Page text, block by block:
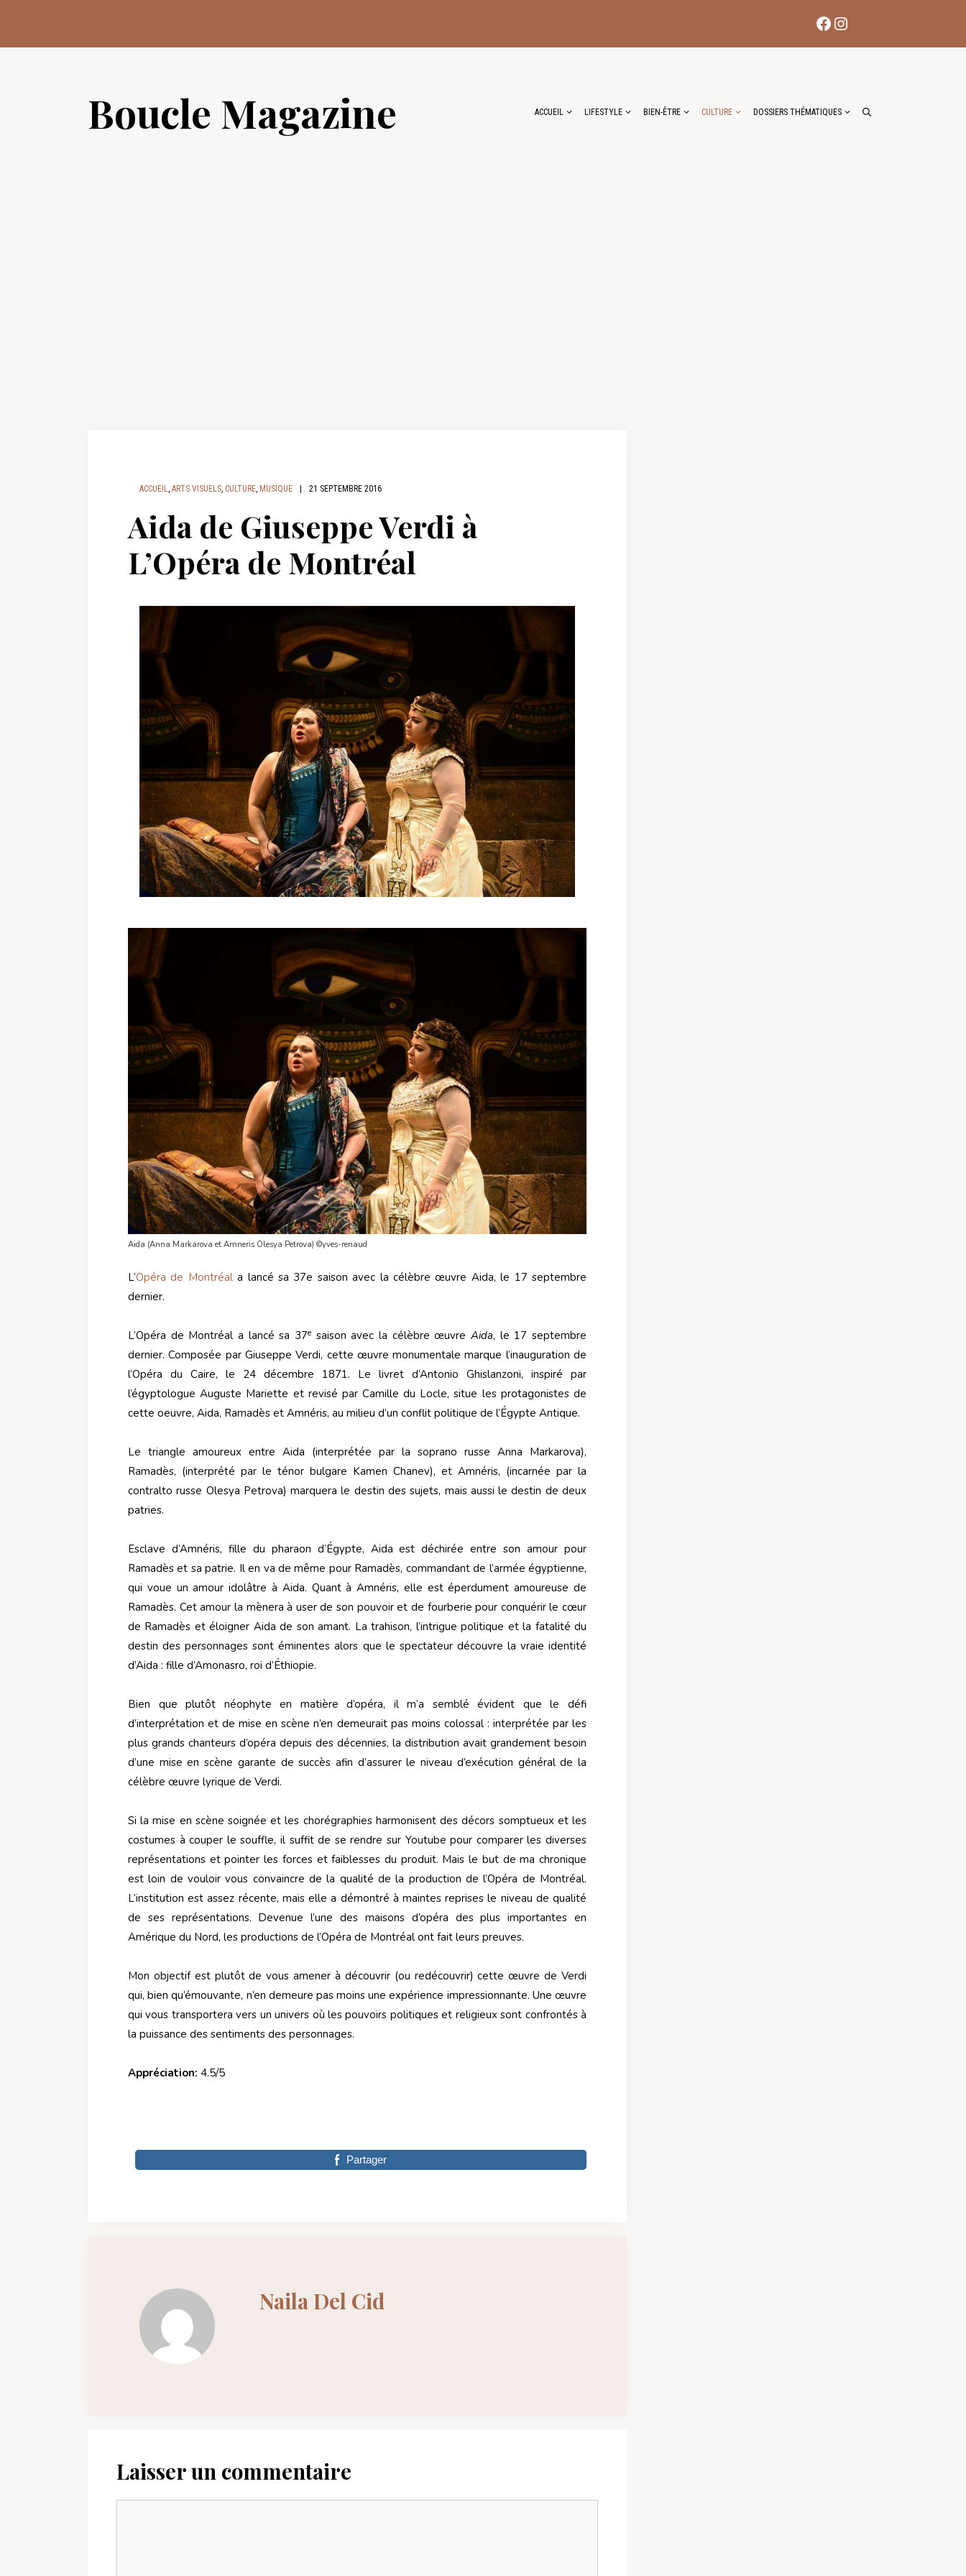
contenu
Facebook
Instagram
Boucle Magazine ACCUEIL LIFESTYLE BIEN-ÊTRE CULTURE DOSSIERS THÉMATIQUES
ACCUEIL, ARTS VISUELS, CULTURE, MUSIQUE 21 SEPTEMBRE 2016
Aida de Giuseppe Verdi à
L’Opéra de Montréal
Aida (Anna Markarova et Amneris Olesya Petrova) ©yves-renaud
L’Opéra de Montréala lancé sa 37e saison avec la célèbre œuvre Aida, le 17 septembre
dernier.
L’Opéra de Montréal a lancé sa 37e saison avec la célèbre œuvre Aida, le 17 septembre
dernier. Composée par Giuseppe Verdi, cette œuvre monumentale marque l’inauguration de
l’Opéra du Caire, le 24 décembre 1871. Le livret d’Antonio Ghislanzoni, inspiré par
l’égyptologue Auguste Mariette et revisé par Camille du Locle, situe les protagonistes de
cette oeuvre, Aida, Ramadès et Amnéris, au milieu d’un conflit politique de l’Égypte Antique.
Le triangle amoureux entre Aida (interprétée par la soprano russe Anna Markarova),
Ramadès, (interprété par le ténor bulgare Kamen Chanev), et Amnéris, (incarnée par la
contralto russe Olesya Petrova) marquera le destin des sujets, mais aussi le destin de deux
patries.
Esclave d’Amnéris, fille du pharaon d’Égypte, Aida est déchirée entre son amour pour
Ramadès et sa patrie. Il en va de même pour Ramadès, commandant de l’armée égyptienne,
qui voue un amour idolâtre à Aida. Quant à Amnéris, elle est éperdument amoureuse de
Ramadès. Cet amour la mènera à user de son pouvoir et de fourberie pour conquérir le cœur
de Ramadès et éloigner Aida de son amant. La trahison, l’intrigue politique et la fatalité du
destin des personnages sont éminentes alors que le spectateur découvre la vraie identité
d’Aida : fille d’Amonasro, roi d’Éthiopie.
Bien que plutôt néophyte en matière d’opéra, il m’a semblé évident que le défi
d’interprétation et de mise en scène n’en demeurait pas moins colossal : interprétée par les
plus grands chanteurs d’opéra depuis des décennies, la distribution avait grandement besoin
d’une mise en scène garante de succès afin d’assurer le niveau d’exécution général de la
célèbre œuvre lyrique de Verdi.
Si la mise en scène soignée et les chorégraphies harmonisent des décors somptueux et les
costumes à couper le souffle, il suffit de se rendre sur Youtube pour comparer les diverses
représentations et pointer les forces et faiblesses du produit. Mais le but de ma chronique
est loin de vouloir vous convaincre de la qualité de la production de l’Opéra de Montréal.
L’institution est assez récente, mais elle a démontré à maintes reprises le niveau de qualité
de ses représentations. Devenue l’une des maisons d’opéra des plus importantes en
Amérique du Nord, les productions de l’Opéra de Montréal ont fait leurs preuves.
Mon objectif est plutôt de vous amener à découvrir (ou redécouvrir) cette œuvre de Verdi
qui, bien qu’émouvante, n’en demeure pas moins une expérience impressionnante. Une œuvre
qui vous transportera vers un univers où les pouvoirs politiques et religieux sont confrontés à
la puissance des sentiments des personnages.
Appréciation: 4.5/5
Partager
Naila Del Cid
Laisser un commentaire